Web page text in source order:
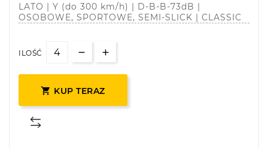
LATO | Y (do 300 km/h) | D-B-B-73dB |
OSOBOWE, SPORTOWE, SEMI-SLICK | CLASSIC
ILOŚĆ
 KUP TERAZ